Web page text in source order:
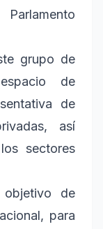
grupo de
de
de
así
sectores
objetivo de
para